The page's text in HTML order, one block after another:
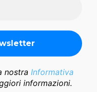
nostra Informativa
informazioni.